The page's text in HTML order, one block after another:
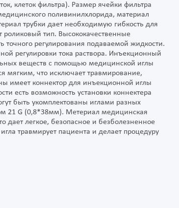
клеток фильтра). Размер ячейки фильтра
поливинилхлорида, материал
трубки дает необходимую гибкость для
роликовый тип. Высококачественные
регулирования подаваемой жидкости.
регулировки тока раствора. Инъекционный
веществ с помощью медицинской иглы
мягким, что исключает травмирование,
имеет коннектор для инъекционной иглы
есть возможность установки коннектера
быть укомплектованы иглами разных
21 G (0,8*38мм). Метериал медицинская
дает легкое, безопасное и безболезненное
травмирует пациента и делает процедуру